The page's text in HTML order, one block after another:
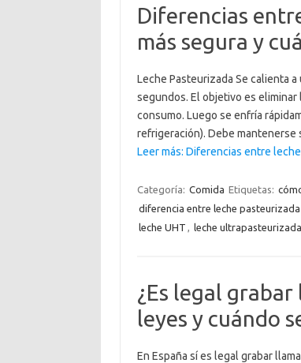
Diferencias
más segura y
Leche Pasteurizada Se calienta
segundos. El objetivo es eliminar
consumo. Luego se enfría
refrigeración). Debe mantenerse
Leer más: Diferencias entre
Categoría: Comida Etiquetas:
diferencia entre leche pasteurizada
leche UHT , leche ultrapasteurizada
¿Es legal grabar
leyes y cuándo
En España sí es legal grabar